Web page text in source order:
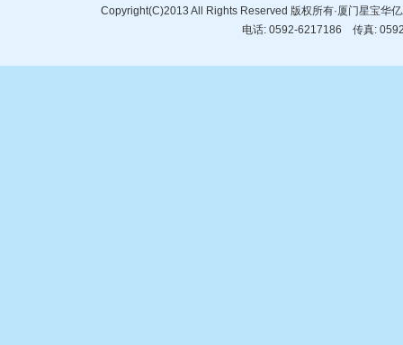
Copyright(C)2013 All Rights Reserved 版权所有·厦门星宝华
电话: 0592-6217186 传真: